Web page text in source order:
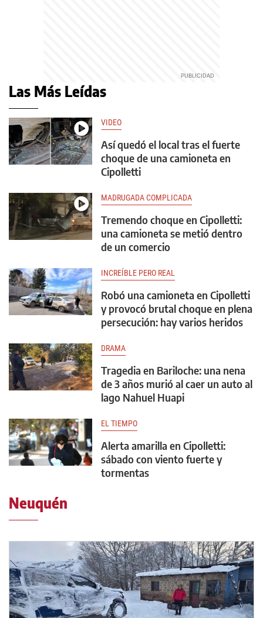
Las Más Leídas
VIDEO
Así quedó el local tras el fuerte
choque de una camioneta en
Cipolletti
MADRUGADA COMPLICADA
Tremendo choque en Cipolletti:
una camioneta se metió dentro
de un comercio
INCREÍBLE PERO REAL
Robó una camioneta en Cipolletti
y provocó brutal choque en plena
persecución: hay varios heridos
DRAMA
Tragedia en Bariloche: una nena
de 3 años murió al caer un auto al
lago Nahuel Huapi
EL TIEMPO
Alerta amarilla en Cipolletti:
sábado con viento fuerte y
tormentas
Neuquén